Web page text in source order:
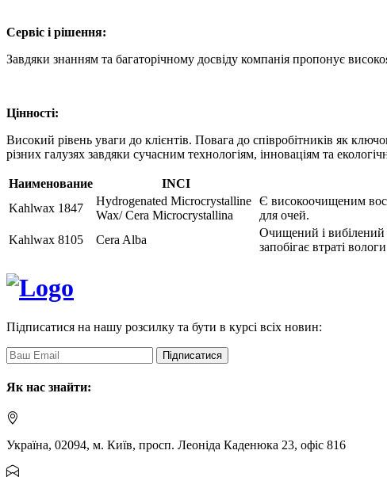
Сервіс і рішення:
Завдяки знанням та багаторічному досвіду компанія пропонує
Цінності:
Високий рівень уваги до клієнтів. Повага до співробітників як
різних галузях завдяки сучасним технологіям, інноваціям та
Наименование INCI
Kahlwax 1847
Hydrogenated Microcrystalline
Wax/ Cera Microcrystallina
Є високоочищеним
для очей.
Kahlwax 8105 Cera Alba
Очищений і вибілений
запобігає втраті
Підписатися на нашу розсилку та бути в курсі всіх новин:
Підписатися
Як нас знайти:
Україна, 02094, м. Київ, просп. Леоніда Каденюка 23, офіс 816